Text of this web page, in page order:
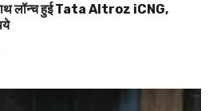
लॉन्च हुई Tata Altroz iCNG,